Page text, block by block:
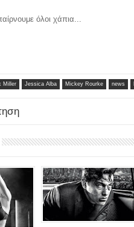
όλοι χάπια...
Miller Jessica Alba Mickey Rourke news